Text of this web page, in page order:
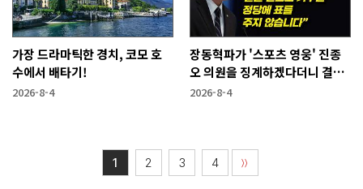
가장 드라마틱한 경치, 코모 호
수에서 배타기!
2026-8-4
장동혁파가 '스포츠 영웅' 진종
오 의원을 징계하겠다더니 결국
···
2026-8-4
1 2 3 4 〉〉